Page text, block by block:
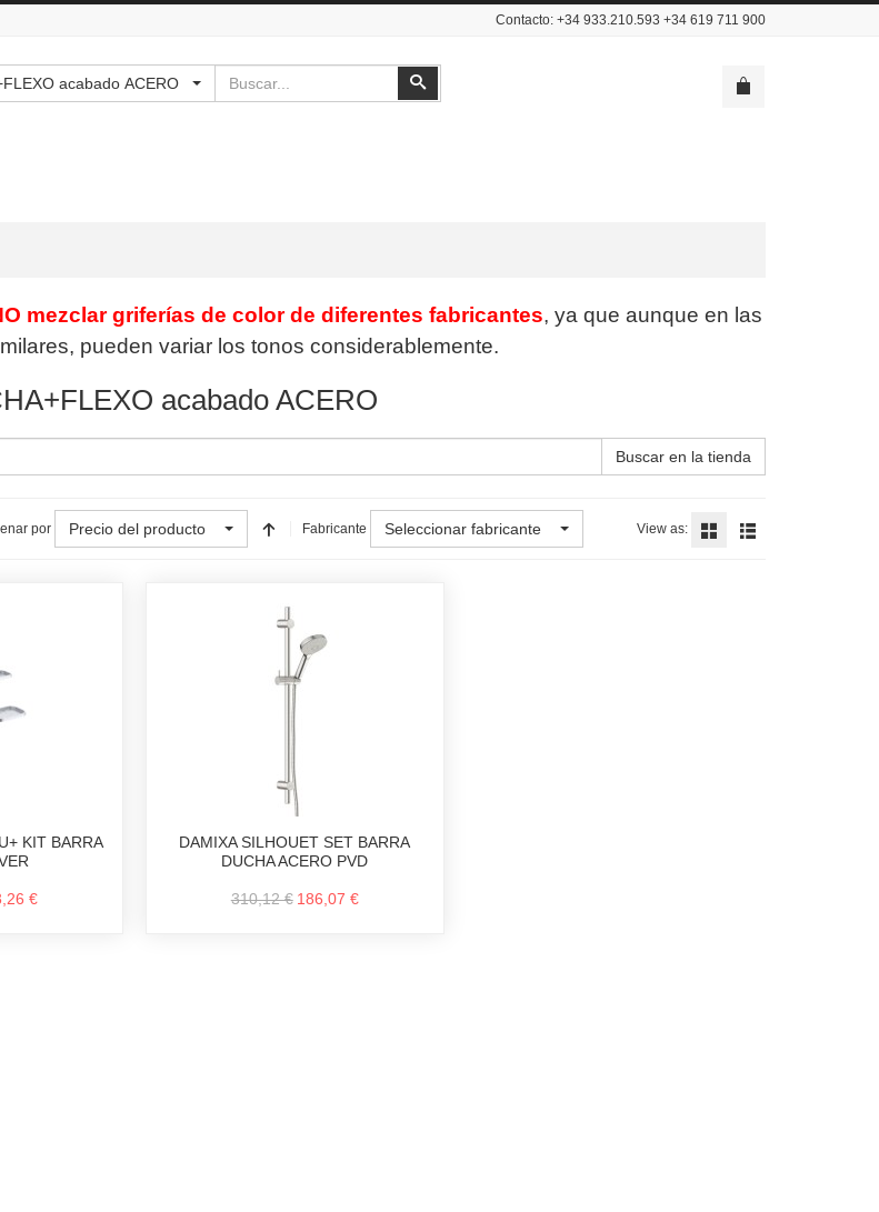
Contacto: +34 933.210.593 +34 619 711 900
acabado ACERO Buscar
mezclar griferías de color de diferentes fabricantes, ya que aunque en las
pueden variar los tonos considerablemente.
acabado ACERO
Buscar en la tienda
por Precio del producto Fabricante Seleccionar fabricante View as:
KIT BARRA
€
DAMIXA SILHOUET SET BARRA
DUCHA ACERO PVD
310,12 € 186,07 €